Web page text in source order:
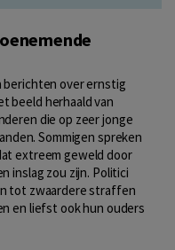
berichten over ernstig
beeld herhaald van
die op zeer jonge
Sommigen spreken
extreem geweld door
inslag zou zijn. Politici
tot zwaardere straffen
en liefst ook hun ouders